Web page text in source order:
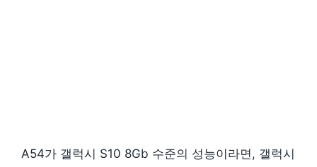
A54가 갤럭시 S10 8Gb 수준의 성능이라면, 갤럭시